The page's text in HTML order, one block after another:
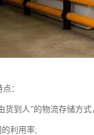
：
货到人”的物流存储方
利用率;